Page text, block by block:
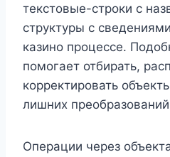
текстовые-строки с
структуры с
казино процессе.
помогает отбирать,
корректировать
лишних
Операции через